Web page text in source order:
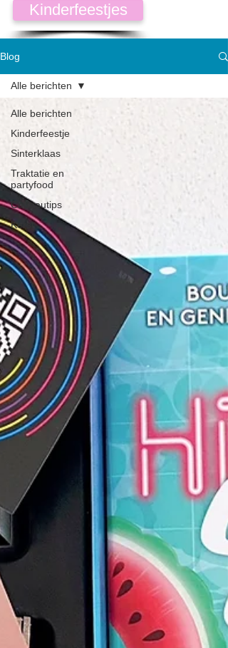
Kinderfeestjes
Blog
Alle berichten
Kinderfeestje
Sinterklaas
Traktatie en
partyfood
Cadeautips
Kerst
Alle berichten